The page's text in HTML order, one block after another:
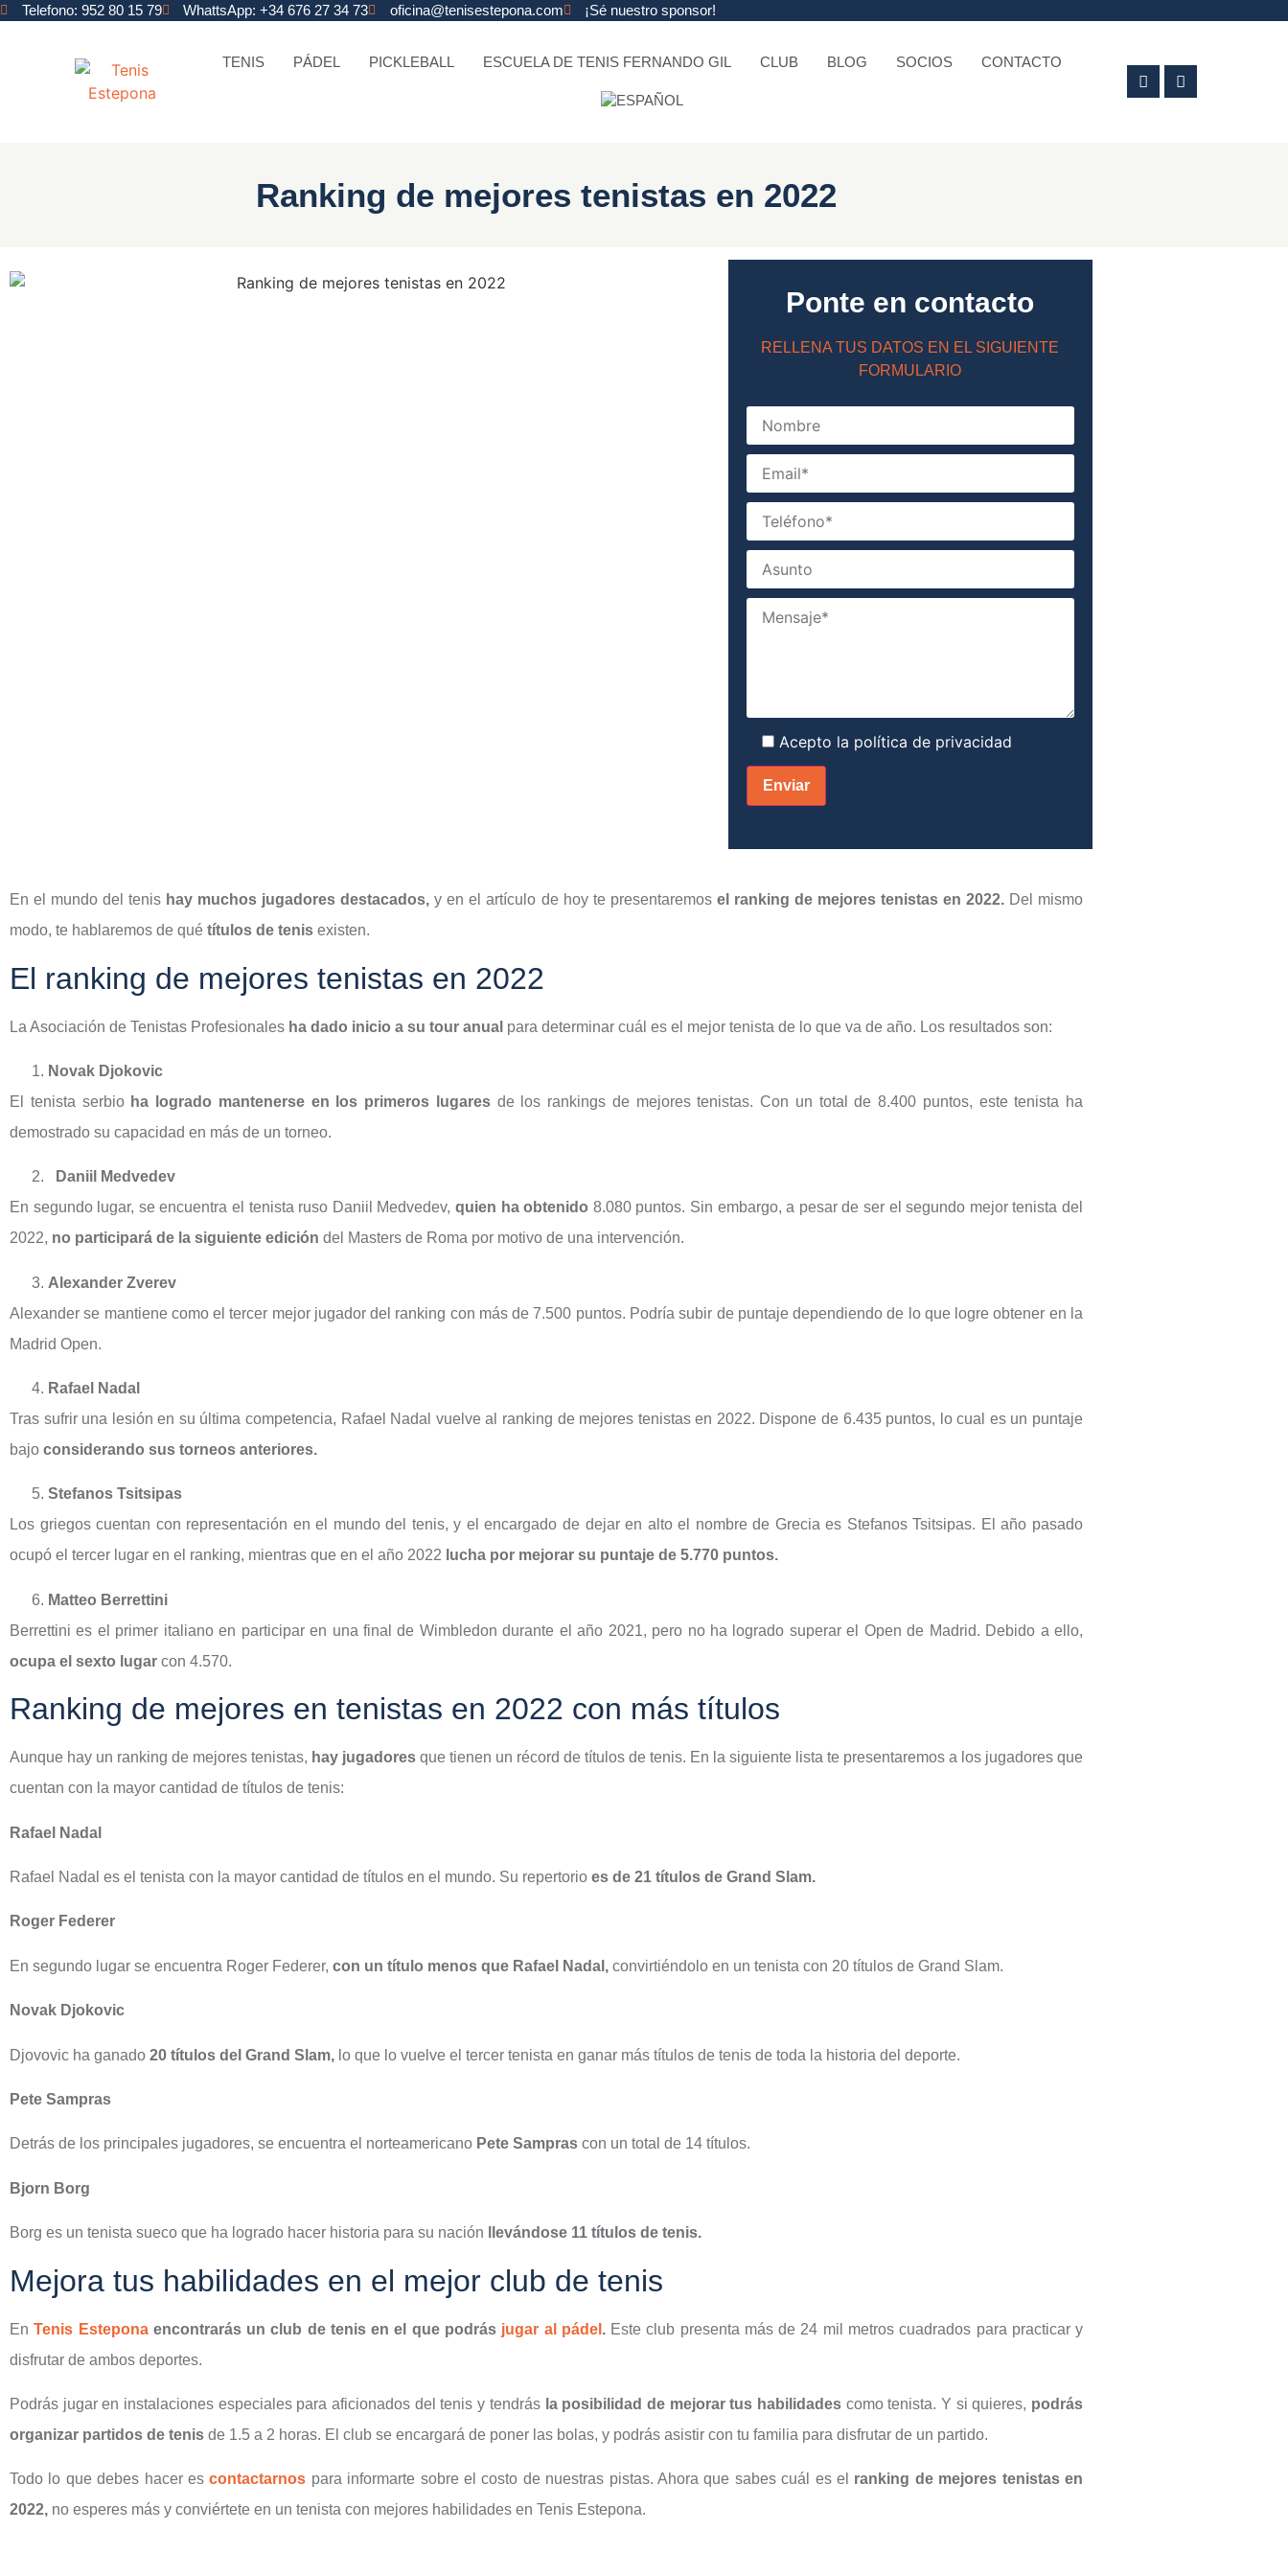
Telefono: 952 80 15 79 WhattsApp: +34 676 27 34 73 oficina@tenisestepona.com ¡Sé nuestro sponsor!
TENIS PÁDEL PICKLEBALL ESCUELA DE TENIS FERNANDO GIL CLUB BLOG SOCIOS CONTACTO
Ranking de mejores tenistas en 2022
Ponte en contacto
RELLENA TUS DATOS EN EL SIGUIENTE
FORMULARIO
Acepto la política de privacidad
En el mundo del tenis hay muchos jugadores destacados,y en el artículo de hoy te presentaremos el ranking de mejores tenistas en 2022. Del mismo
modo, te hablaremos de qué títulos de tenis existen.
El ranking de mejores tenistas en 2022
La Asociación de Tenistas Profesionales ha dado inicio a su tour anual para determinar cuál es el mejor tenista de lo que va de año. Los resultados son:
Novak Djokovic
El tenista serbio ha logrado mantenerse en los primeros lugares de los rankings de mejores tenistas. Con un total de 8.400 puntos, este tenista ha
demostrado su capacidad en más de un torneo.
Daniil Medvedev
En segundo lugar, se encuentra el tenista ruso Daniil Medvedev, quien ha obtenido 8.080 puntos. Sin embargo, a pesar de ser el segundo mejor tenista del
2022, no participará de la siguiente edición del Masters de Roma por motivo de una intervención.
Alexander Zverev
Alexander se mantiene como el tercer mejor jugador del ranking con más de 7.500 puntos. Podría subir de puntaje dependiendo de lo que logre obtener en la
Madrid Open.
Rafael Nadal
Tras sufrir una lesión en su última competencia, Rafael Nadal vuelve al ranking de mejores tenistas en 2022. Dispone de 6.435 puntos, lo cual es un puntaje
bajo considerando sus torneos anteriores.
Stefanos Tsitsipas
Los griegos cuentan con representación en el mundo del tenis, y el encargado de dejar en alto el nombre de Grecia es Stefanos Tsitsipas. El año pasado
ocupó el tercer lugar en el ranking, mientras que en el año 2022 lucha por mejorar su puntaje de 5.770 puntos.
Matteo Berrettini
Berrettini es el primer italiano en participar en una final de Wimbledon durante el año 2021, pero no ha logrado superar el Open de Madrid. Debido a ello,
ocupa el sexto lugar con 4.570.
Ranking de mejores en tenistas en 2022 con más títulos
Aunque hay un ranking de mejores tenistas, hay jugadores que tienen un récord de títulos de tenis. En la siguiente lista te presentaremos a los jugadores que
cuentan con la mayor cantidad de títulos de tenis:
Rafael Nadal
Rafael Nadal es el tenista con la mayor cantidad de títulos en el mundo. Su repertorio es de 21 títulos de Grand Slam.
Roger Federer
En segundo lugar se encuentra Roger Federer, con un título menos que Rafael Nadal, convirtiéndolo en un tenista con 20 títulos de Grand Slam.
Novak Djokovic
Djovovic ha ganado 20 títulos del Grand Slam, lo que lo vuelve el tercer tenista en ganar más títulos de tenis de toda la historia del deporte.
Pete Sampras
Detrás de los principales jugadores, se encuentra el norteamericano Pete Sampras con un total de 14 títulos.
Bjorn Borg
Borg es un tenista sueco que ha logrado hacer historia para su nación llevándose 11 títulos de tenis.
Mejora tus habilidades en el mejor club de tenis
En Tenis Estepona encontrarás un club de tenis en el que podrás jugar al pádel . Este club presenta más de 24 mil metros cuadrados para practicar y
disfrutar de ambos deportes.
Podrás jugar en instalaciones especiales para aficionados del tenis y tendrás la posibilidad de mejorar tus habilidades como tenista. Y si quieres, podrás
organizar partidos de tenis de 1.5 a 2 horas. El club se encargará de poner las bolas, y podrás asistir con tu familia para disfrutar de un partido.
Todo lo que debes hacer es contactarnos para informarte sobre el costo de nuestras pistas. Ahora que sabes cuál es el ranking de mejores tenistas en
2022, no esperes más y conviértete en un tenista con mejores habilidades en Tenis Estepona.